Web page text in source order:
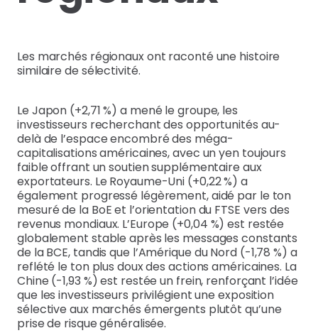
Les marchés régionaux ont raconté une histoire
similaire de sélectivité.
Le Japon (+2,71 %) a mené le groupe, les
investisseurs recherchant des opportunités au-
delà de l’espace encombré des méga-
capitalisations américaines, avec un yen toujours
faible offrant un soutien supplémentaire aux
exportateurs. Le Royaume-Uni (+0,22 %) a
également progressé légèrement, aidé par le ton
mesuré de la BoE et l’orientation du FTSE vers des
revenus mondiaux. L’Europe (+0,04 %) est restée
globalement stable après les messages constants
de la BCE, tandis que l’Amérique du Nord (-1,78 %) a
reflété le ton plus doux des actions américaines. La
Chine (-1,93 %) est restée un frein, renforçant l’idée
que les investisseurs privilégient une exposition
sélective aux marchés émergents plutôt qu’une
prise de risque généralisée.